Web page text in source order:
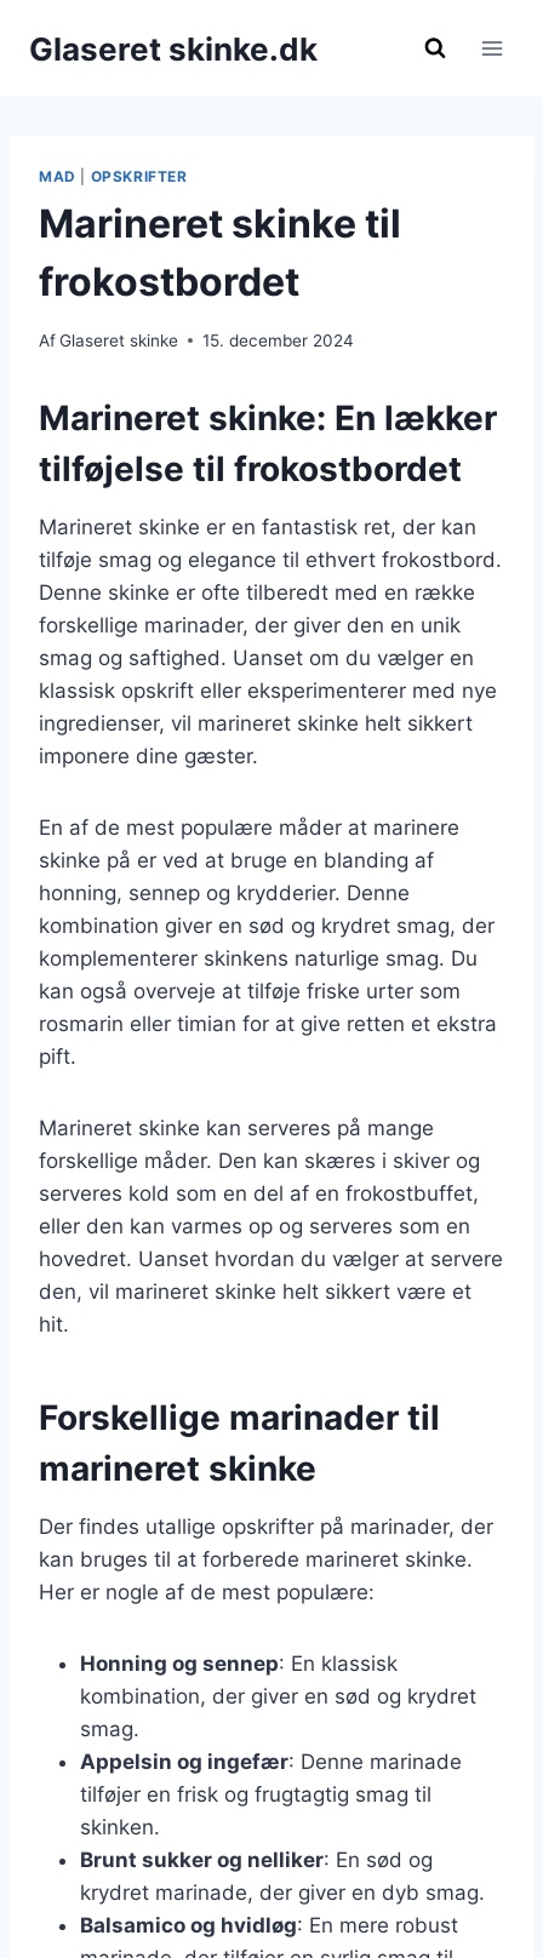
Glaseret skinke.dk
MAD OPSKRIFTER
Marineret skinke til
frokostbordet
AfGlaseret skinke 15. december 2024
Marineret skinke: En lækker
tilføjelse til frokostbordet
Marineret skinke er en fantastisk ret, der kan
tilføje smag og elegance til ethvert frokostbord.
Denne skinke er ofte tilberedt med en række
forskellige marinader, der giver den en unik
smag og saftighed. Uanset om du vælger en
klassisk opskrift eller eksperimenterer med nye
ingredienser, vil marineret skinke helt sikkert
imponere dine gæster.
En af de mest populære måder at marinere
skinke på er ved at bruge en blanding af
honning, sennep og krydderier. Denne
kombination giver en sød og krydret smag, der
komplementerer skinkens naturlige smag. Du
kan også overveje at tilføje friske urter som
rosmarin eller timian for at give retten et ekstra
pift.
Marineret skinke kan serveres på mange
forskellige måder. Den kan skæres i skiver og
serveres kold som en del af en frokostbuffet,
eller den kan varmes op og serveres som en
hovedret. Uanset hvordan du vælger at servere
den, vil marineret skinke helt sikkert være et
hit.
Forskellige marinader til
marineret skinke
Der findes utallige opskrifter på marinader, der
kan bruges til at forberede marineret skinke.
Her er nogle af de mest populære:
Honning og sennep: En klassisk
kombination, der giver en sød og krydret
smag.
Appelsin og ingefær: Denne marinade
tilføjer en frisk og frugtagtig smag til
skinken.
Brunt sukker og nelliker: En sød og
krydret marinade, der giver en dyb smag.
Balsamico og hvidløg: En mere robust